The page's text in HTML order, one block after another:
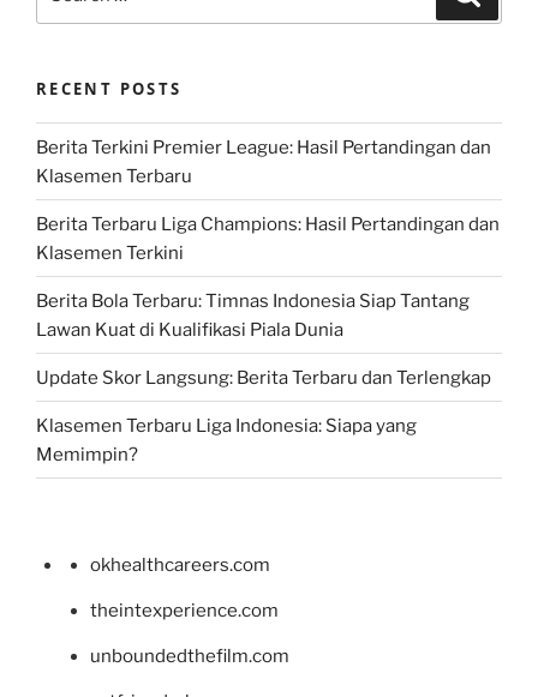
RECENT POSTS
Berita Terkini Premier League: Hasil Pertandingan dan
Klasemen Terbaru
Berita Terbaru Liga Champions: Hasil Pertandingan dan
Klasemen Terkini
Berita Bola Terbaru: Timnas Indonesia Siap Tantang
Lawan Kuat di Kualifikasi Piala Dunia
Update Skor Langsung: Berita Terbaru dan Terlengkap
Klasemen Terbaru Liga Indonesia: Siapa yang
Memimpin?
okhealthcareers.com
theintexperience.com
unboundedthefilm.com